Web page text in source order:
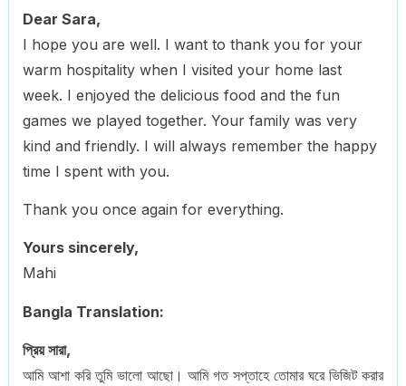
Dear Sara,
I hope you are well. I want to thank you for your
warm hospitality when I visited your home last
week. I enjoyed the delicious food and the fun
games we played together. Your family was very
kind and friendly. I will always remember the happy
time I spent with you.
Thank you once again for everything.
Yours sincerely,
Mahi
Bangla Translation:
প্রিয় সারা,
আমি আশা করি তুমি ভালো আছো। আমি গত সপ্তাহে তোমার ঘরে ভিজিট করার